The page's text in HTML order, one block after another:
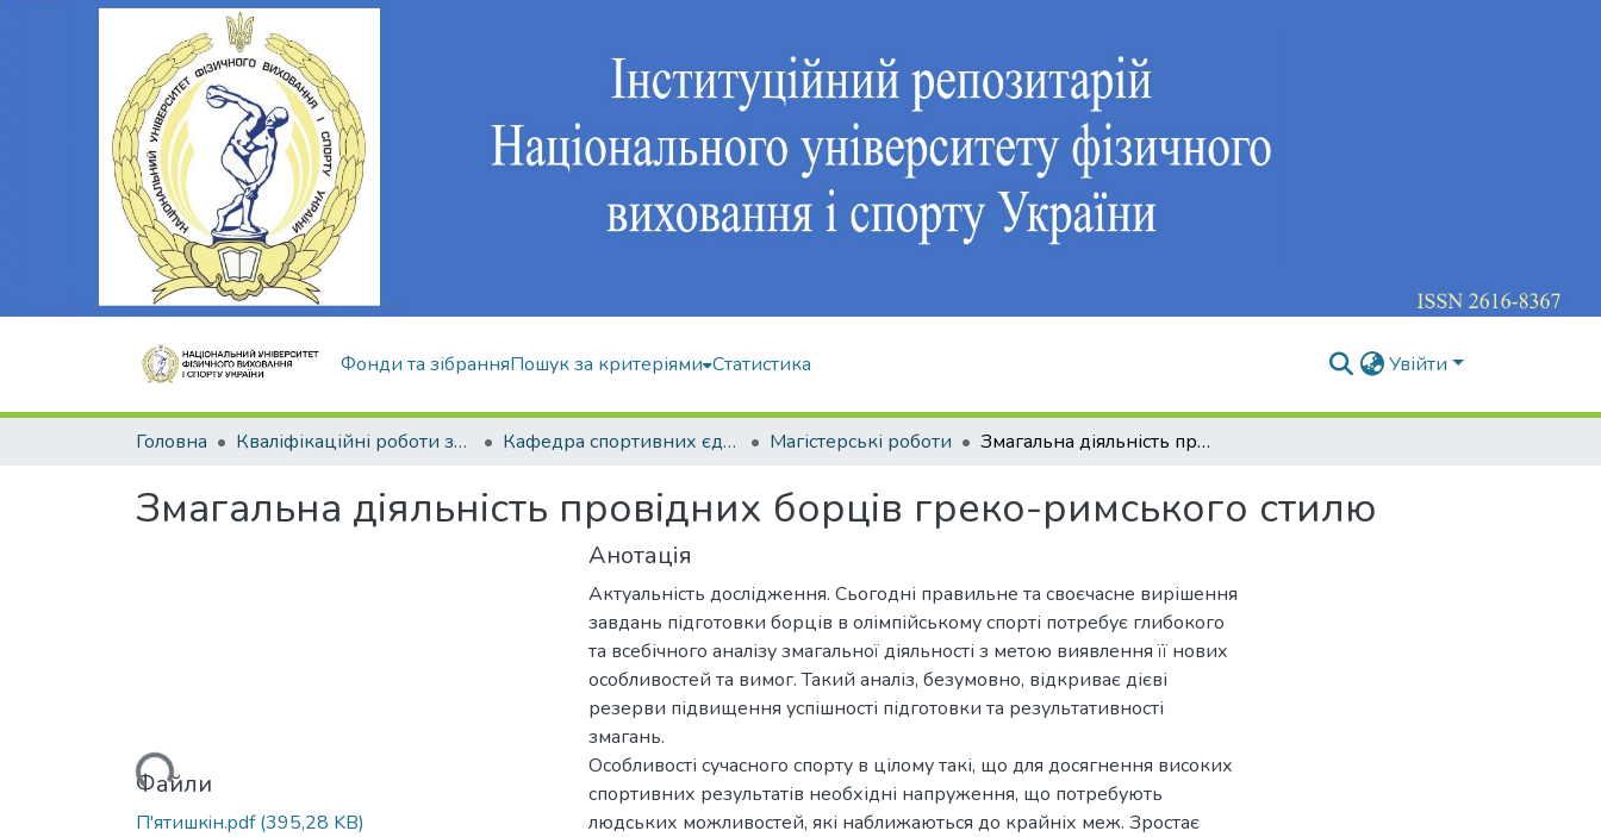
Фонди та зібранняПошук за критеріями Статистика Увійти
Головна Кваліфікаційні роботи здобувачів вищої освіти Кафедра спортивних єдиноборств та силових видів спорту Магістерські роботи Змагальна діяльність провідних борців греко-римського стилю
Змагальна діяльність провідних борців греко-римського стилю
Вантажиться...
Файли
П'ятишкiн.pdf(395,28 KB)
Анотація
Актуальність дослідження. Сьогодні правильне та своєчасне вирішення
завдань підготовки борців в олімпійському спорті потребує глибокого
та всебічного аналізу змагальної діяльності з метою виявлення її нових
особливостей та вимог. Такий аналіз, безумовно, відкриває дієві
резерви підвищення успішності підготовки та результативності
змагань.
Особливості сучасного спорту в цілому такі, що для досягнення високих
спортивних результатів необхідні напруження, що потребують
людських можливостей, які наближаються до крайніх меж. Зростає